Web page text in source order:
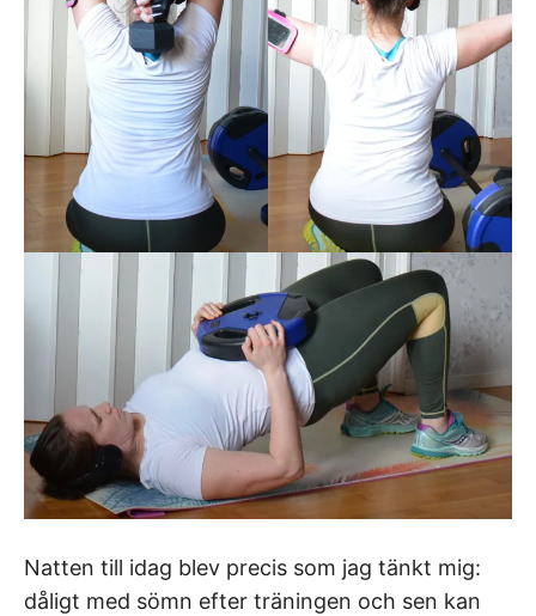
Natten till idag blev precis som jag tänkt mig:
dåligt med sömn efter träningen och sen kan